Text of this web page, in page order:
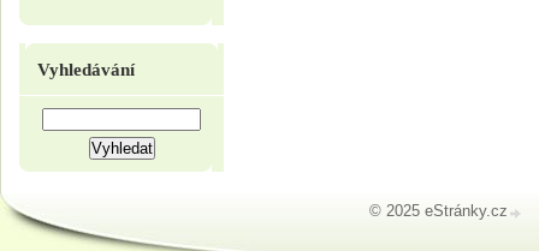
Vyhledávání
© 2025 eStránky.cz